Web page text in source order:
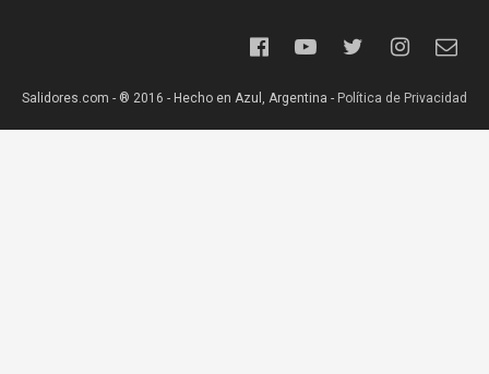
Salidores.com - ® 2016 - Hecho en Azul, Argentina - Política de Privacidad